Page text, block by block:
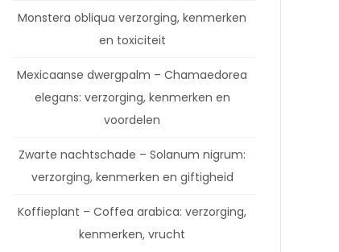
Monstera obliqua verzorging, kenmerken
en toxiciteit
Mexicaanse dwergpalm – Chamaedorea
elegans: verzorging, kenmerken en
voordelen
Zwarte nachtschade – Solanum nigrum:
verzorging, kenmerken en giftigheid
Koffieplant – Coffea arabica: verzorging,
kenmerken, vrucht